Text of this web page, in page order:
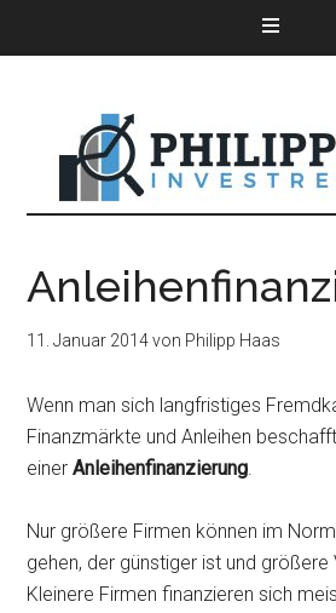
11. Januar 2014von Philipp Haas
Wenn man sich langfristiges
Finanzmärkte und Anleihen
einerAnleihenfinanzierung.
Nur größere Firmen können im
gehen, der günstiger ist und
Kleinere Firmen finanzieren sich